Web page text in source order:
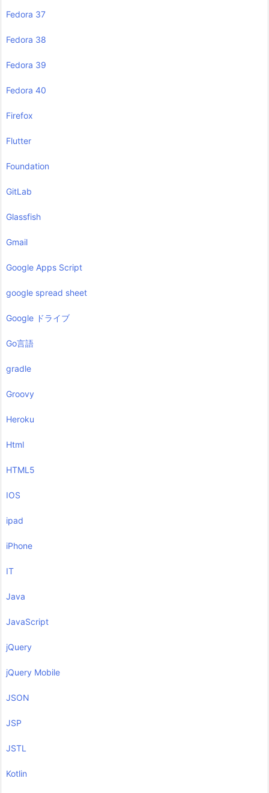
Fedora 37
Fedora 38
Fedora 39
Fedora 40
Firefox
Flutter
Foundation
GitLab
Glassfish
Gmail
Google Apps Script
google spread sheet
Google ドライブ
Go言語
gradle
Groovy
Heroku
Html
HTML5
IOS
ipad
iPhone
IT
Java
JavaScript
jQuery
jQuery Mobile
JSON
JSP
JSTL
Kotlin